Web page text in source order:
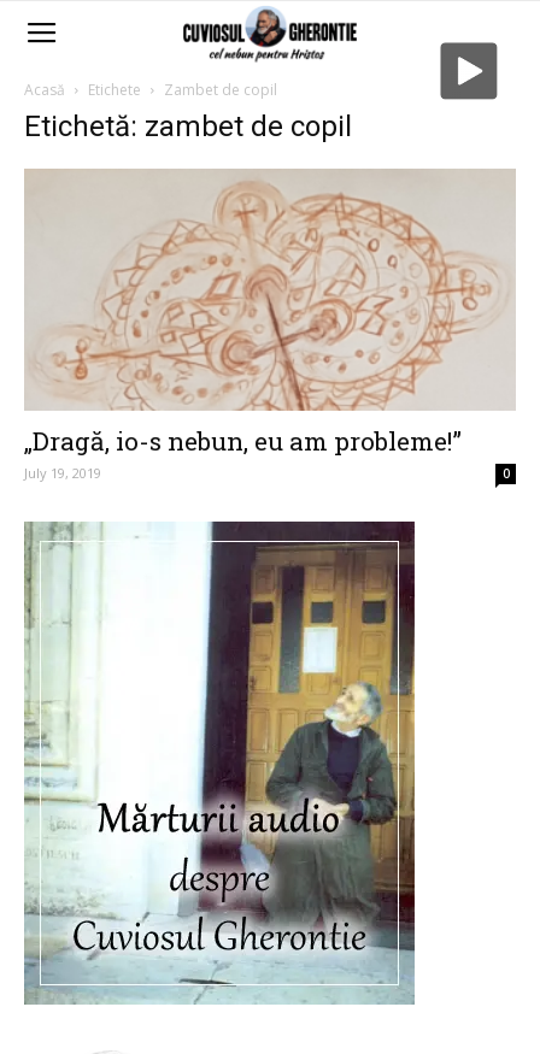
Acasă Etichete Zambet de copil
Etichetă: zambet de copil
„Dragă, io-s nebun, eu am probleme!”
July 19, 2019 0